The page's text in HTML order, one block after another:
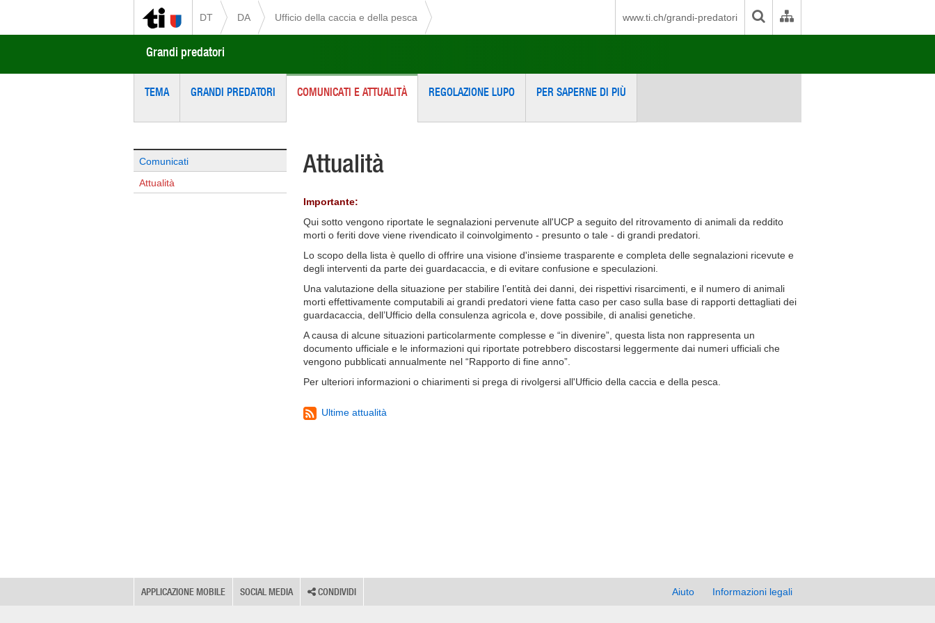
DT DA Ufficio della caccia e della pesca www.ti.ch/grandi-predatori
Grandi predatori
TEMA GRANDI PREDATORI COMUNICATI E ATTUALITÀ REGOLAZIONE LUPO PER SAPERNE DI PIÙ
Comunicati
Attualità
Attualità
Importante:
Qui sotto vengono riportate le segnalazioni pervenute all'UCP a seguito del ritrovamento di animali da reddito
morti o feriti dove viene rivendicato il coinvolgimento - presunto o tale - di grandi predatori.
Lo scopo della lista è quello di offrire una visione d'insieme trasparente e completa delle segnalazioni ricevute e
degli interventi da parte dei guardacaccia, e di evitare confusione e speculazioni.
Una valutazione della situazione per stabilire l’entità dei danni, dei rispettivi risarcimenti, e il numero di animali
morti effettivamente computabili ai grandi predatori viene fatta caso per caso sulla base di rapporti dettagliati dei
guardacaccia, dell’Ufficio della consulenza agricola e, dove possibile, di analisi genetiche.
A causa di alcune situazioni particolarmente complesse e “in divenire”, questa lista non rappresenta un
documento ufficiale e le informazioni qui riportate potrebbero discostarsi leggermente dai numeri ufficiali che
vengono pubblicati annualmente nel “Rapporto di fine anno”.
Per ulteriori informazioni o chiarimenti si prega di rivolgersi all'Ufficio della caccia e della pesca.
Ultime attualità
APPLICAZIONE MOBILE SOCIAL MEDIA CONDIVIDI Aiuto Informazioni legali